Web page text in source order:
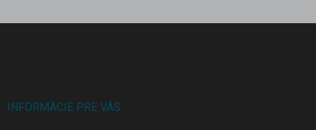
INFORMÁCIE PRE VÁS